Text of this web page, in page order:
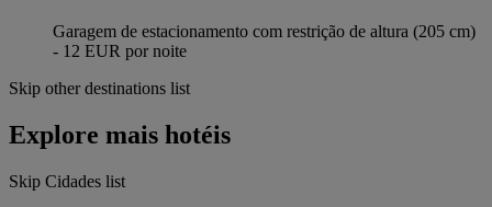
Garagem de estacionamento com restrição de altura (205 cm)
- 12 EUR por noite
Skip other destinations list
Explore mais hotéis
Skip Cidades list